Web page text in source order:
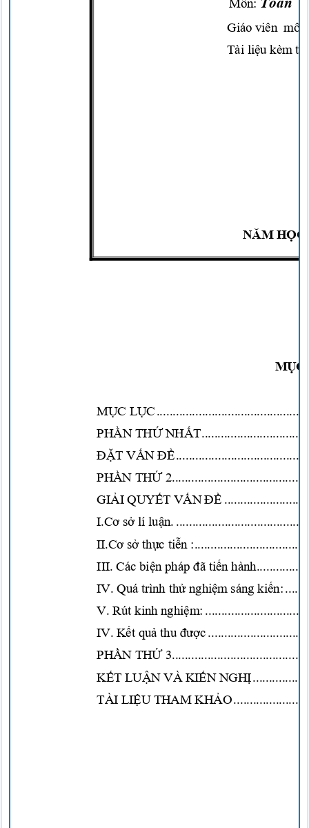
Môn:
Giáo viên
Tài liệukèm
NĂM HỌC
MỤC LỤC
PHẦN THỨ NHẤT
ĐẶT VẤN ĐỀ
PHẦN THỨ
GIẢI QUYẾT VẤN ĐỀ
I.Cơ sởlíluận.
II.Cơ sở thực tiễn
III. Các biệnphápđã tiến
IV. Quá trình thử nghiệm sángkiến:
V. Rút kinhnghiệm:
IV.Kết quảthuđược
PHẦN THỨ
KẾT LUẬNVÀ KIẾN NGHỊ
TÀILIỆUTHAMKHẢO